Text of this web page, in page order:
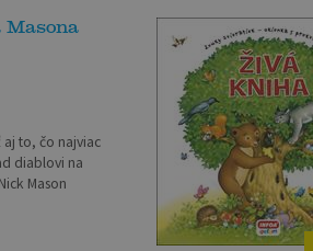
aj to, čo najviac
diablovi na
Mason